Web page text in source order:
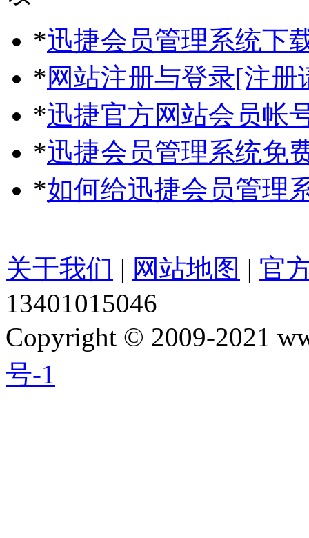
*迅捷会员管理系统下
*网站注册与登录[注
*迅捷官方网站会员帐
*迅捷会员管理系统免
*如何给迅捷会员管理
关于我们 | 网站地图 | 官
13401015046
Copyright © 2009-2021
号-1